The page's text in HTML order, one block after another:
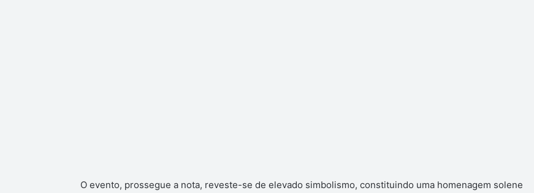
O evento, prossegue a nota, reveste-se de elevado simbolismo, constituindo uma homenagem solene